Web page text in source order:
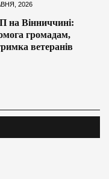
2026
на Вінниччині:
громадам,
ветеранів